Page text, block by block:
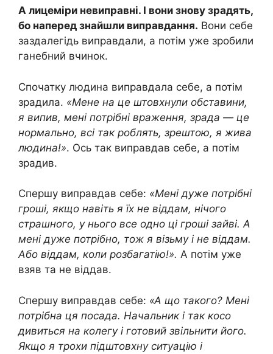
А лицеміри невиправні. І вони знову зрадять,
бо наперед знайшли виправдання. Вони себе
заздалегідь виправдали, а потім уже зробили
ганебний вчинок.
Спочатку людина виправдала себе, а потім
зрадила. «Мене на це штовхнули обставини,
я випив, мені потрібні враження, зрада — це
нормально, всі так роблять, зрештою, я жива
людина!». Ось так виправдав себе, а потім
зрадив.
Спершу виправдав себе: «Мені дуже потрібні
гроші, якщо навіть я їх не віддам, нічого
страшного, у нього все одно ці гроші зайві. А
мені дуже потрібно, тож я візьму і не віддам.
Або віддам, коли розбагатію!». А потім уже
взяв та не віддав.
Спершу виправдав себе: «А що такого? Мені
потрібна ця посада. Начальник і так косо
дивиться на колегу і готовий звільнити його.
Якщо я трохи підштовхну ситуацію і